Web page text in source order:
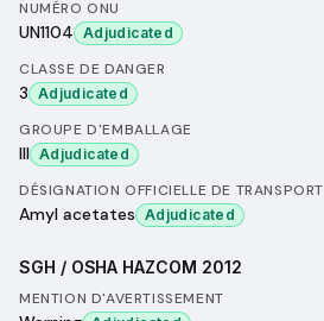
NUMÉRO ONU
UN1104 Adjudicated
CLASSE DE DANGER
3 Adjudicated
GROUPE D'EMBALLAGE
III Adjudicated
DÉSIGNATION OFFICIELLE DE TRANSPORT
Amyl acetates Adjudicated
SGH / OSHA HAZCOM 2012
MENTION D'AVERTISSEMENT